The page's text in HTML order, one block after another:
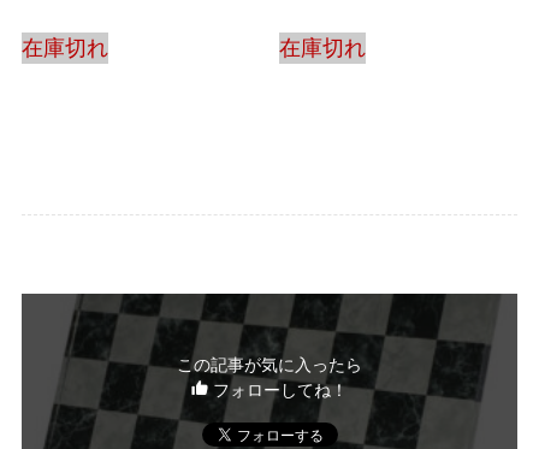
在庫切れ 在庫切れ
この記事が気に入ったら
フォローしてね！